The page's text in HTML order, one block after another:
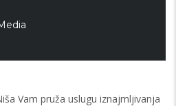
Vam pruža uslugu iznajmljivanja